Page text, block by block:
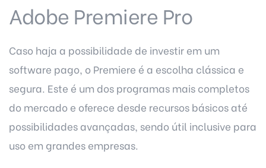
Adobe Premiere Pro
Caso haja a possibilidade de investir em um
software pago, o Premiere é a escolha clássica e
segura. Este é um dos programas mais completos
do mercado e oferece desde recursos básicos até
possibilidades avançadas, sendo útil inclusive para
uso em grandes empresas.